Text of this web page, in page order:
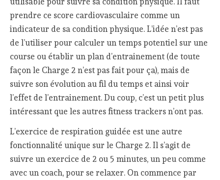
prendre ce score cardiovasculaire comme un
indicateur de sa condition physique. L’idée n’est pas
de l’utiliser pour calculer un temps potentiel sur une
course ou établir un plan d’entrainement (de toute
façon le Charge 2 n’est pas fait pour ça), mais de
suivre son évolution au fil du temps et ainsi voir
l’effet de l’entrainement. Du coup, c’est un petit plus
intéressant que les autres fitness trackers n’ont pas.
L’exercice de respiration guidée est une autre
fonctionnalité unique sur le Charge 2. Il s’agit de
suivre un exercice de 2 ou 5 minutes, un peu comme
avec un coach, pour se relaxer. On commence par